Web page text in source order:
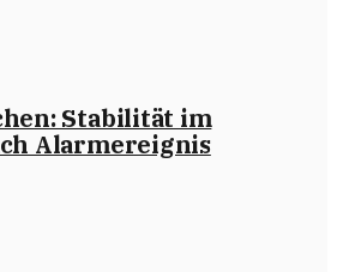
Stabilität im
Alarmereignis